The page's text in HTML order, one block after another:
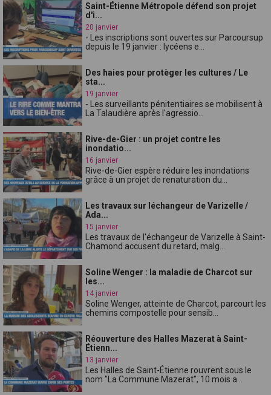
Saint-Étienne Métropole défend son projet
d'i...
20 janvier
- Les inscriptions sont ouvertes sur Parcoursup
depuis le 19 janvier : lycéens e...
Des haies pour protèger les cultures / Le
sta...
19 janvier
- Les surveillants pénitentiaires se mobilisent à
La Talaudière après l'agressio...
Rive-de-Gier : un projet contre les
inondatio...
16 janvier
Rive-de-Gier espère réduire les inondations
grâce à un projet de renaturation du...
Les travaux sur léchangeur de Varizelle /
Ada...
15 janvier
Les travaux de l'échangeur de Varizelle à Saint-
Chamond accusent du retard, malg...
Soline Wenger : la maladie de Charcot sur
les...
14 janvier
Soline Wenger, atteinte de Charcot, parcourt les
chemins compostelle pour sensib...
Réouverture des Halles Mazerat à Saint-
Étienn...
13 janvier
Les Halles de Saint-Étienne rouvrent sous le
nom "La Commune Mazerat", 10 mois a...